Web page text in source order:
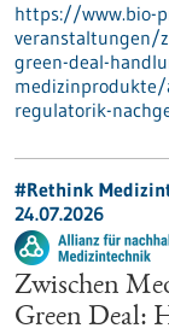
https://www.bio-
veranstaltungen/
green-deal-
regulatorik-
#Rethink
24.07.2026
Zwischen
Green Deal: